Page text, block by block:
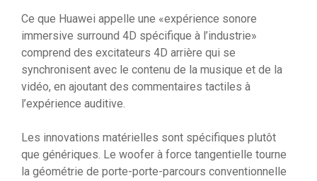
Ce que Huawei appelle une «expérience sonore
immersive surround 4D spécifique à l’industrie»
comprend des excitateurs 4D arrière qui se
synchronisent avec le contenu de la musique et de la
vidéo, en ajoutant des commentaires tactiles à
l’expérience auditive.
Les innovations matérielles sont spécifiques plutôt
que génériques. Le woofer à force tangentielle tourne
la géométrie de porte-porte-parcours conventionnelle